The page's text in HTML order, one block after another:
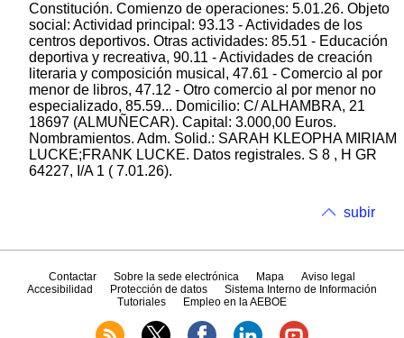
Constitución. Comienzo de operaciones: 5.01.26. Objeto
social: Actividad principal: 93.13 - Actividades de los
centros deportivos. Otras actividades: 85.51 - Educación
deportiva y recreativa, 90.11 - Actividades de creación
literaria y composición musical, 47.61 - Comercio al por
menor de libros, 47.12 - Otro comercio al por menor no
especializado, 85.59... Domicilio: C/ ALHAMBRA, 21
18697 (ALMUÑECAR). Capital: 3.000,00 Euros.
Nombramientos. Adm. Solid.: SARAH KLEOPHA MIRIAM
LUCKE;FRANK LUCKE. Datos registrales. S 8 , H GR
64227, I/A 1 ( 7.01.26).
subir
Contactar Sobre la sede electrónica Mapa
Aviso legal
Accesibilidad
Protección de datos
Sistema Interno de Información
Tutoriales
Empleo en la AEBOE